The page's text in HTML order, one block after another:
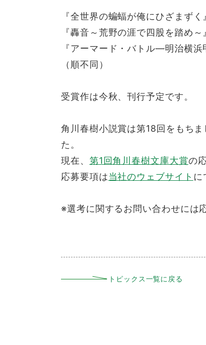
『全世界の蝙蝠が俺にひざまず
『轟音～荒野の涯で四股を踏
『アーマード・バトル―明治
（順不同）
受賞作は今秋、刊行予定です。
角川春樹小説賞は第18回をもち
た。
現在、 第1回角川春樹文庫大賞の
応募要項は当社のウェブサイト に
※選考に関するお問い合わせには
トピックス一覧に戻る